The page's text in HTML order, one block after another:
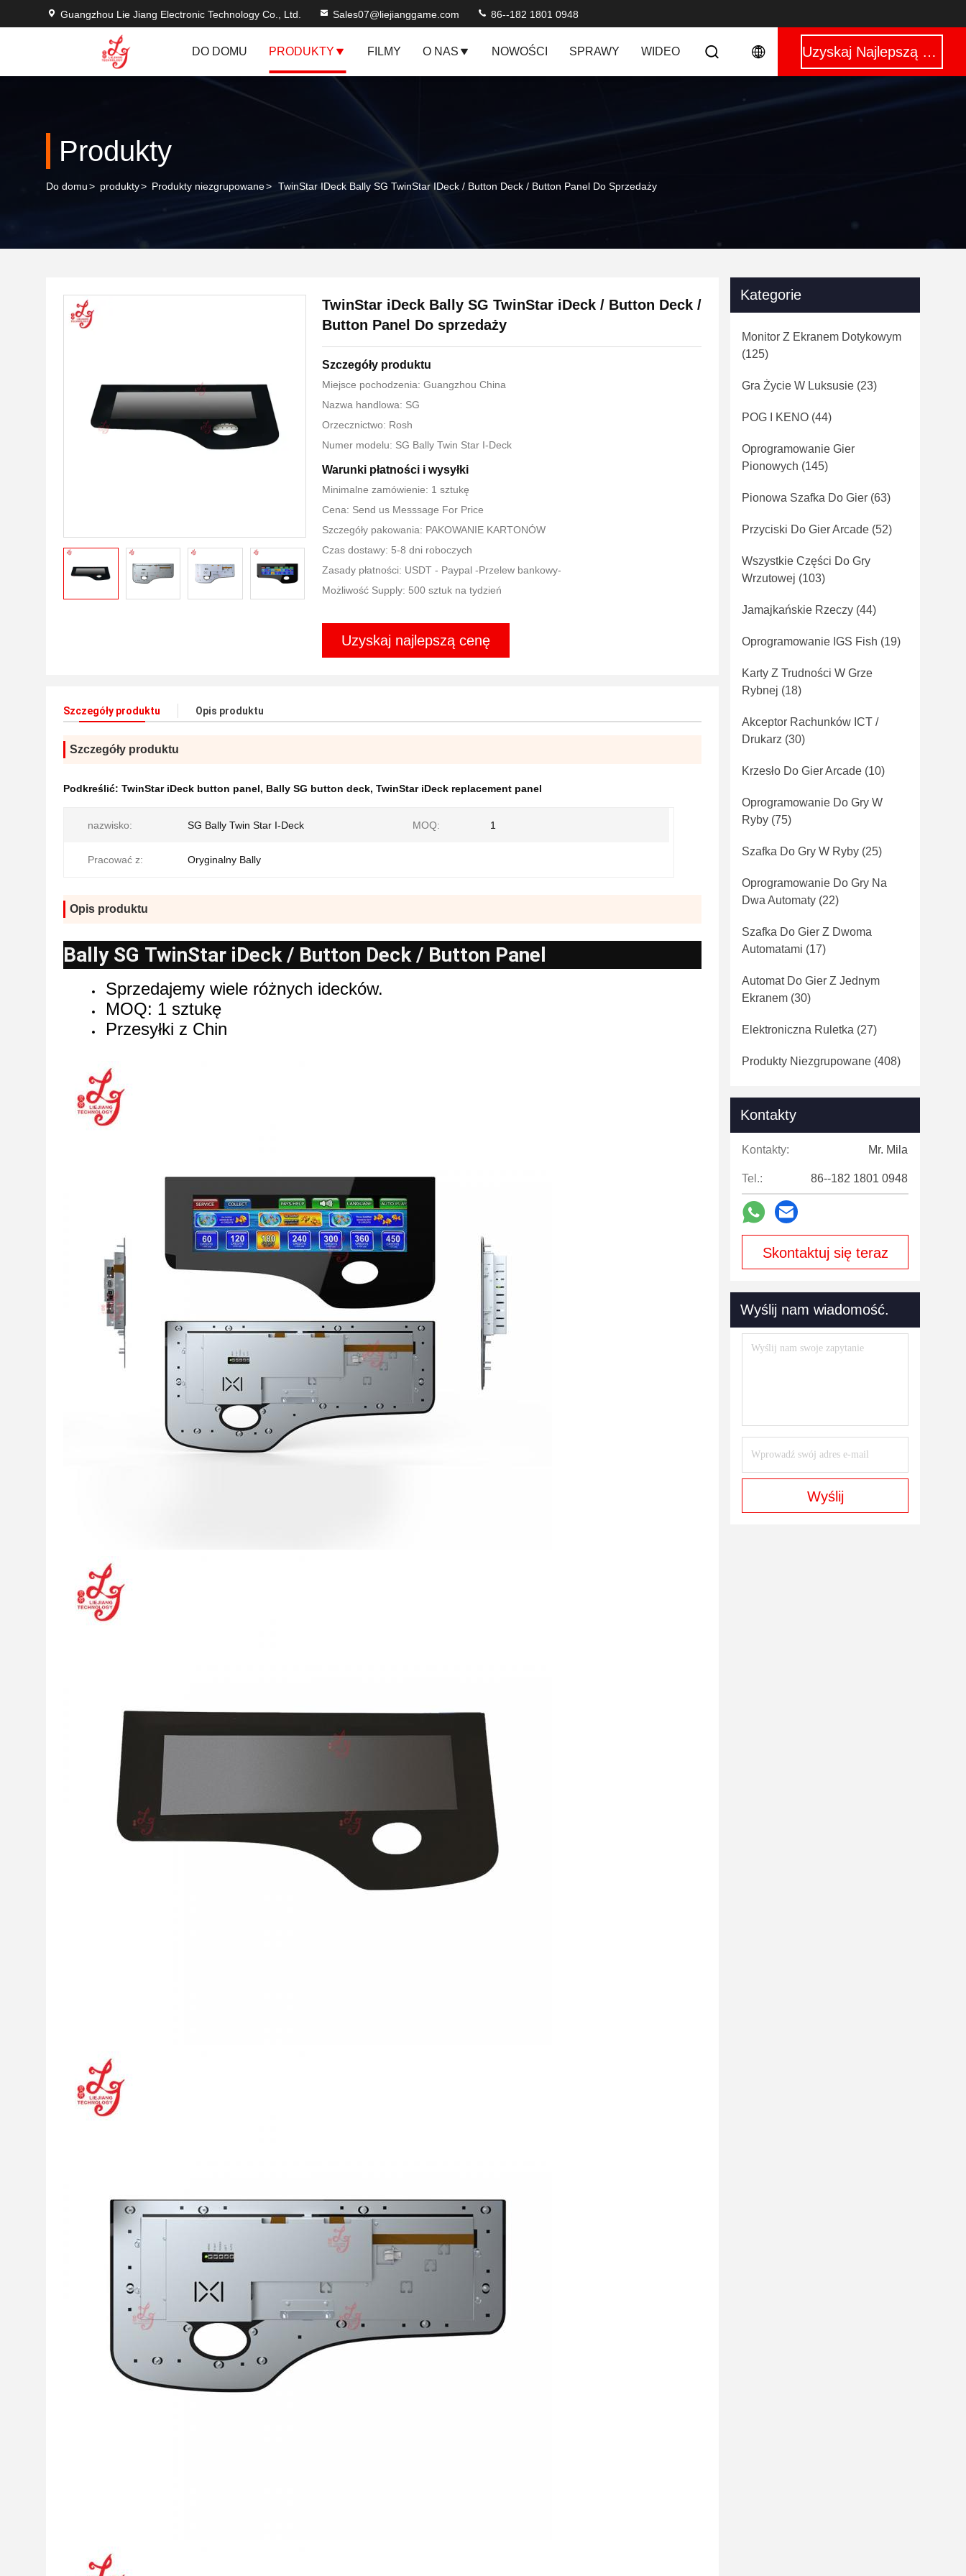
Guangzhou Lie Jiang Electronic Technology Co., Ltd. Sales07@liejianggame.com 86--182 1801 0948
DO DOMU PRODUKTY FILMY O NAS NOWOŚCI SPRAWY WIDEO Uzyskaj Najlepszą Cenę
Produkty
Do domu> produkty> Produkty niezgrupowane> TwinStar IDeck Bally SG TwinStar IDeck / Button Deck / Button Panel Do Sprzedaży
TwinStar iDeck Bally SG TwinStar iDeck / Button Deck /
Button Panel Do sprzedaży
Szczegóły produktu
Miejsce pochodzenia: Guangzhou China
Nazwa handlowa: SG
Orzecznictwo: Rosh
Numer modelu: SG Bally Twin Star I-Deck
Warunki płatności i wysyłki
Minimalne zamówienie: 1 sztukę
Cena: Send us Messsage For Price
Szczegóły pakowania: PAKOWANIE KARTONÓW
Czas dostawy: 5-8 dni roboczych
Zasady płatności: USDT - Paypal -Przelew bankowy-
Możliwość Supply: 500 sztuk na tydzień
Uzyskaj najlepszą cenę
Szczegóły produktu Opis produktu
Szczegóły produktu
Podkreślić: TwinStar iDeck button panel, Bally SG button deck, TwinStar iDeck replacement panel
nazwisko: SG Bally Twin Star I-Deck MOQ: 1
Pracować z: Oryginalny Bally
Opis produktu
Bally SG TwinStar iDeck / Button Deck / Button Panel
Sprzedajemy wiele różnych idecków.
MOQ: 1 sztukę
Przesyłki z Chin
Kategorie
Monitor Z Ekranem Dotykowym
(125)
Gra Życie W Luksusie (23)
POG I KENO (44)
Oprogramowanie Gier
Pionowych (145)
Pionowa Szafka Do Gier (63)
Przyciski Do Gier Arcade (52)
Wszystkie Części Do Gry
Wrzutowej (103)
Jamajkańskie Rzeczy (44)
Oprogramowanie IGS Fish (19)
Karty Z Trudności W Grze
Rybnej (18)
Akceptor Rachunków ICT /
Drukarz (30)
Krzesło Do Gier Arcade (10)
Oprogramowanie Do Gry W
Ryby (75)
Szafka Do Gry W Ryby (25)
Oprogramowanie Do Gry Na
Dwa Automaty (22)
Szafka Do Gier Z Dwoma
Automatami (17)
Automat Do Gier Z Jednym
Ekranem (30)
Elektroniczna Ruletka (27)
Produkty Niezgrupowane (408)
Kontakty
Kontakty: Mr. Mila
Tel.: 86--182 1801 0948
Skontaktuj się teraz
Wyślij nam wiadomość.
Wyślij